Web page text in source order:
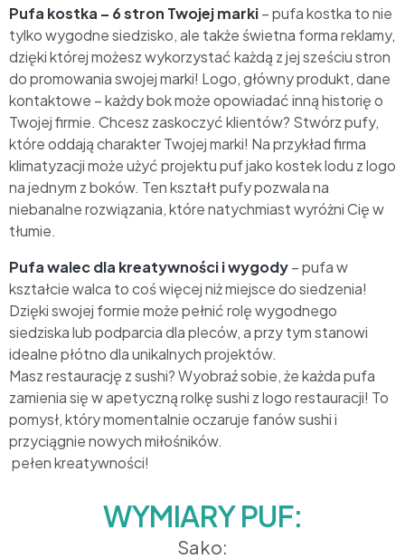
Pufa kostka – 6 stron Twojej marki– pufa kostka to nie
tylko wygodne siedzisko, ale także świetna forma reklamy,
dzięki której możesz wykorzystać każdą z jej sześciu stron
do promowania swojej marki! Logo, główny produkt, dane
kontaktowe – każdy bok może opowiadać inną historię o
Twojej firmie. Chcesz zaskoczyć klientów? Stwórz pufy,
które oddają charakter Twojej marki! Na przykład firma
klimatyzacji może użyć projektu puf jako kostek lodu z logo
na jednym z boków. Ten kształt pufy pozwala na
niebanalne rozwiązania, które natychmiast wyróżni Cię w
tłumie.
Pufa walec dla kreatywności i wygody– pufa w
kształcie walca to coś więcej niż miejsce do siedzenia!
Dzięki swojej formie może pełnić rolę wygodnego
siedziska lub podparcia dla pleców, a przy tym stanowi
idealne płótno dla unikalnych projektów.
Masz restaurację z sushi? Wyobraź sobie, że każda pufa
zamienia się w apetyczną rolkę sushi z logo restauracji! To
pomysł, który momentalnie oczaruje fanów sushi i
przyciągnie nowych miłośników.
pełen kreatywności!
WYMIARY PUF:
Sako: